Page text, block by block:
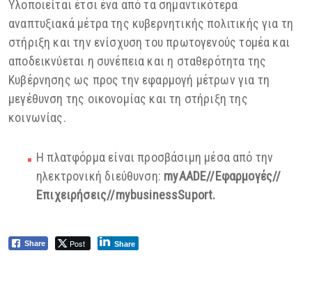
Υλοποιείται έτσι ένα από τα σημαντικότερα
αναπτυξιακά μέτρα της κυβερνητικής πολιτικής για τη
στήριξη και την ενίσχυση του πρωτογενούς τομέα και
αποδεικνύεται η συνέπεια και η σταθερότητα της
Κυβέρνησης ως προς την εφαρμογή μέτρων για τη
μεγέθυνση της οικονομίας και τη στήριξη της
κοινωνίας.
Η πλατφόρμα είναι προσβάσιμη μέσα από την
ηλεκτρονική διεύθυνση: myAADE//Εφαρμογές//
Επιχειρήσεις//mybusinessSuport.
Share Post Share